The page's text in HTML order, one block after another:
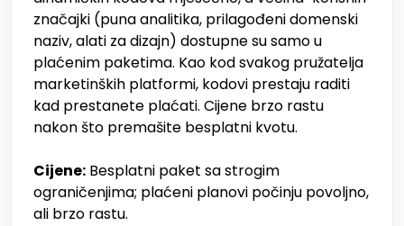
značajki (puna analitika, prilagođeni domenski
naziv, alati za dizajn) dostupne su samo u
plaćenim paketima. Kao kod svakog pružatelja
marketinških platformi, kodovi prestaju raditi
kad prestanete plaćati. Cijene brzo rastu
nakon što premašite besplatni kvotu.
Cijene: Besplatni paket sa strogim
ograničenjima; plaćeni planovi počinju povoljno,
ali brzo rastu.